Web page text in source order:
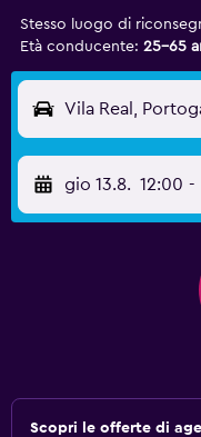
Stesso luogo di
Età conducente: 25-65
Vila Real,
gio 13.8. 12:00 -
Scopri le offerte di